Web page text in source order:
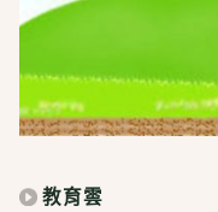
教育雲